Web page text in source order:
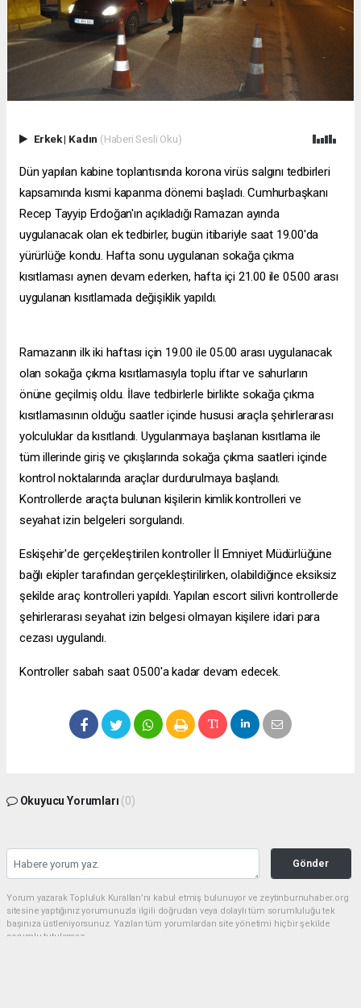
Erkek| Kadın (Haberi Sesli Oku)
Dün yapılan kabine toplantısında korona virüs salgını tedbirleri
kapsamında kısmi kapanma dönemi başladı. Cumhurbaşkanı
Recep Tayyip Erdoğan'ın açıkladığı Ramazan ayında
uygulanacak olan ek tedbirler, bugün itibariyle saat 19.00'da
yürürlüğe kondu. Hafta sonu uygulanan sokağa çıkma
kısıtlaması aynen devam ederken, hafta içi 21.00 ile 05.00 arası
uygulanan kısıtlamada değişiklik yapıldı.
Ramazanın ilk iki haftası için 19.00 ile 05.00 arası uygulanacak
olan sokağa çıkma kısıtlamasıyla toplu iftar ve sahurların
önüne geçilmiş oldu. İlave tedbirlerle birlikte sokağa çıkma
kısıtlamasının olduğu saatler içinde hususi araçla şehirlerarası
yolculuklar da kısıtlandı. Uygulanmaya başlanan kısıtlama ile
tüm illerinde giriş ve çıkışlarında sokağa çıkma saatleri içinde
kontrol noktalarında araçlar durdurulmaya başlandı.
Kontrollerde araçta bulunan kişilerin kimlik kontrolleri ve
seyahat izin belgeleri sorgulandı.
Eskişehir'de gerçekleştirilen kontroller İl Emniyet Müdürlüğüne
bağlı ekipler tarafından gerçekleştirilirken, olabildiğince eksiksiz
şekilde araç kontrolleri yapıldı. Yapılan escort silivri kontrollerde
şehirlerarası seyahat izin belgesi olmayan kişilere idari para
cezası uygulandı.
Kontroller sabah saat 05.00'a kadar devam edecek.
Okuyucu Yorumları (0)
Gönder
Yorum yazarak Topluluk Kuralları’nı kabul etmiş bulunuyor ve zeytinburnuhaber.org
sitesine yaptığınız yorumunuzla ilgili doğrudan veya dolaylı tüm sorumluluğu tek
başınıza üstleniyorsunuz. Yazılan tüm yorumlardan site yönetimi hiçbir şekilde
sorumlu tutulamaz.